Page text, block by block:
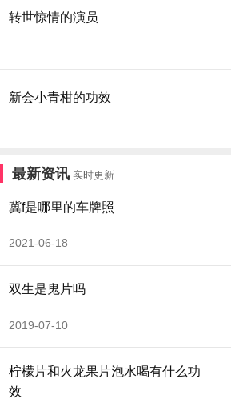
转世惊情的演员
新会小青柑的功效
最新资讯 实时更新
冀f是哪里的车牌照
2021-06-18
双生是鬼片吗
2019-07-10
柠檬片和火龙果片泡水喝有什么功
效